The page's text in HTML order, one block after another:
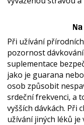
Při užívání
pozornost
suplementace
jako je guarana
osob způsobit
srdeční frekvenci, a
vyšších dávkách. Při
užívání jiných léků